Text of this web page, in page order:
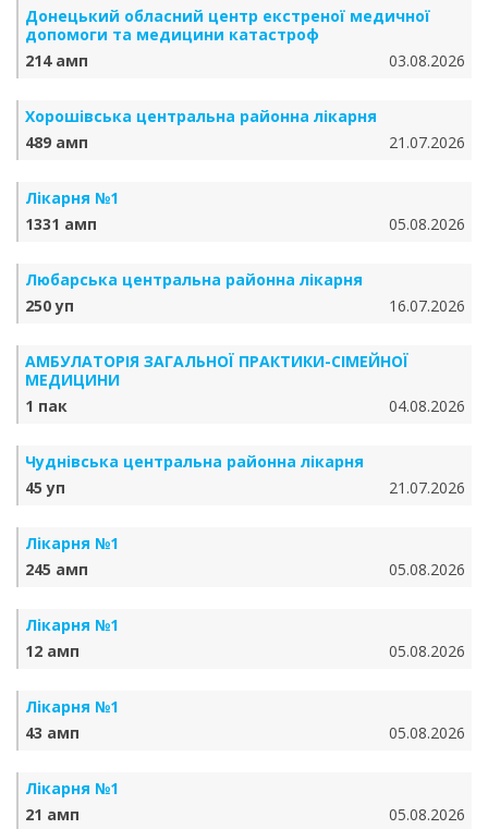
Донецький обласний центр екстреної медичної
допомоги та медицини катастроф
214 амп
03.08.2026
Хорошівська центральна районна лікарня
489 амп
21.07.2026
Лікарня №1
1331 амп
05.08.2026
Любарська центральна районна лікарня
250 уп
16.07.2026
АМБУЛАТОРІЯ ЗАГАЛЬНОЇ ПРАКТИКИ-СІМЕЙНОЇ
МЕДИЦИНИ
1 пак
04.08.2026
Чуднівська центральна районна лікарня
45 уп
21.07.2026
Лікарня №1
245 амп
05.08.2026
Лікарня №1
12 амп
05.08.2026
Лікарня №1
43 амп
05.08.2026
Лікарня №1
21 амп
05.08.2026